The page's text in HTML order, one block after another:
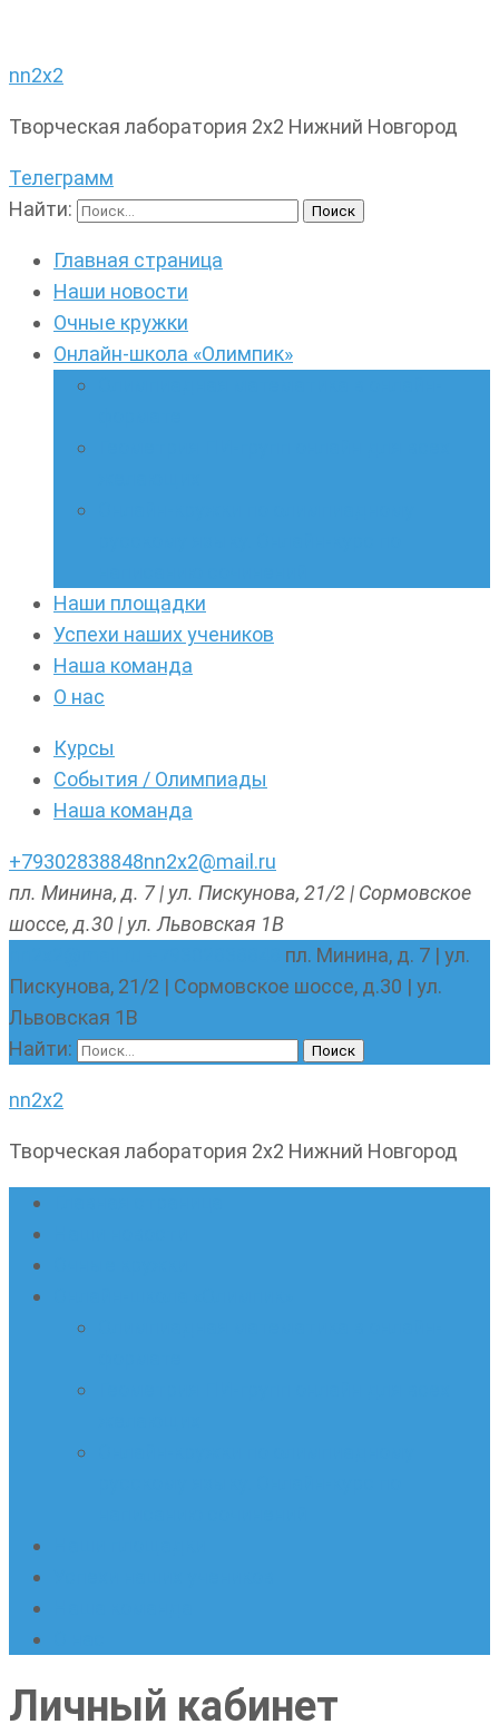
nn2x2
Творческая лаборатория 2х2 Нижний Новгород
Телеграмм
Найти:
Главная страница
Наши новости
Очные кружки
Онлайн-школа «Олимпик»
Наши площадки
Успехи наших учеников
Наша команда
О нас
Курсы
События / Олимпиады
Наша команда
+79302838848nn2x2@mail.ru
пл. Минина, д. 7 | ул. Пискунова, 21/2 | Сормовское
шоссе, д.30 | ул. Львовская 1В
пл. Минина, д. 7 | ул.
Пискунова, 21/2 | Сормовское шоссе, д.30 | ул.
Львовская 1В
Найти:
nn2x2
Творческая лаборатория 2х2 Нижний Новгород
Личный кабинет